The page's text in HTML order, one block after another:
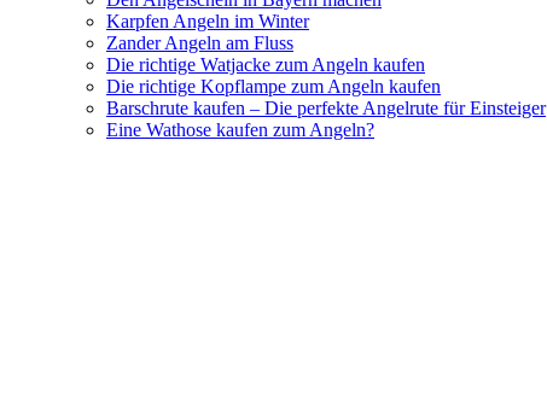
Karpfen Angeln im Winter
Zander Angeln am Fluss
Die richtige Watjacke zum Angeln kaufen
Die richtige Kopflampe zum Angeln kaufen
Barschrute kaufen – Die perfekte Angelrute für Einsteiger
Eine Wathose kaufen zum Angeln?